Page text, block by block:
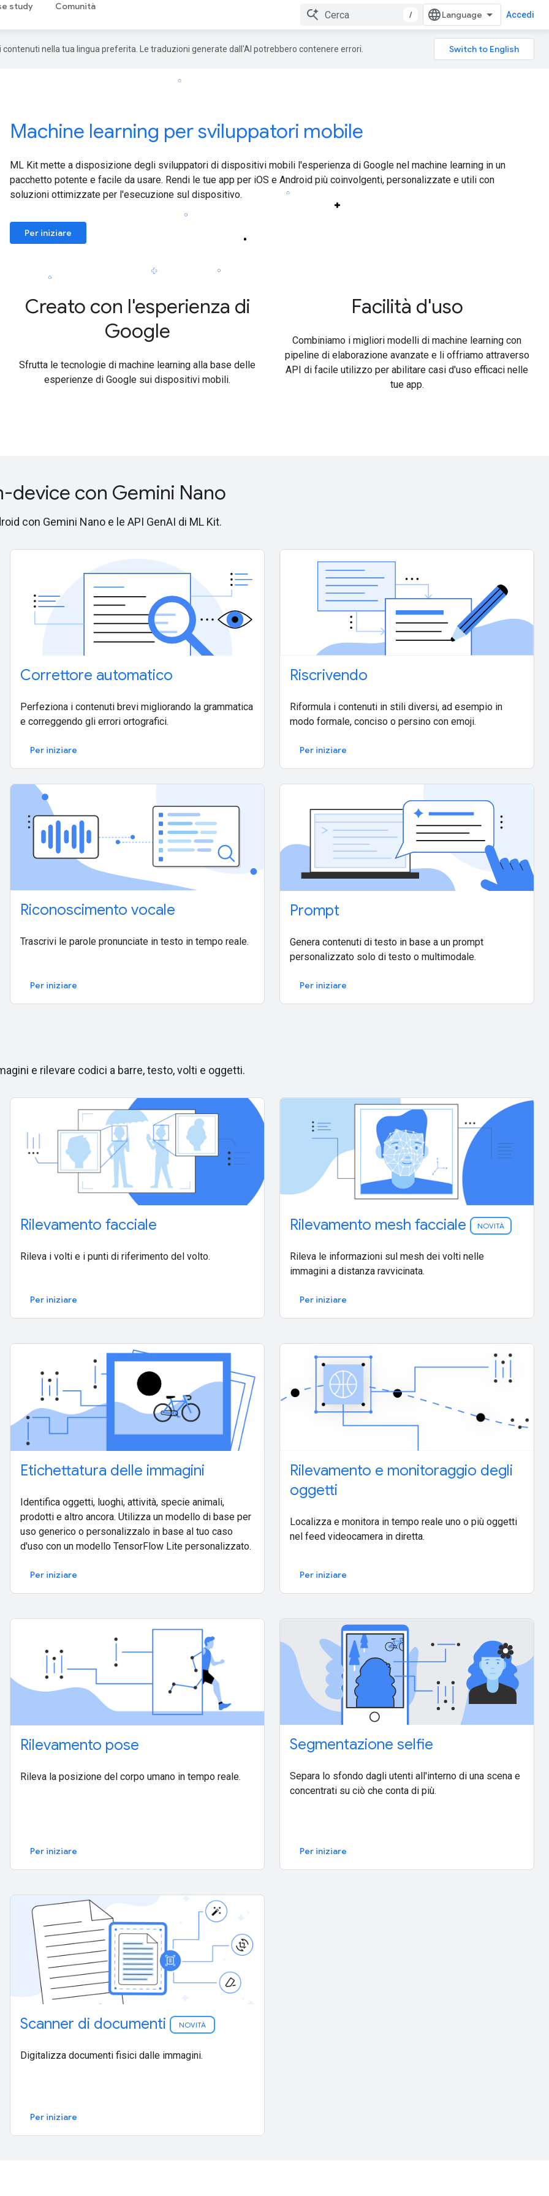
study Comunità
/ Accedi
contenuti nella tua lingua preferita. Le traduzioni generate dall'AI potrebbero contenere errori.
Machine learning per sviluppatori mobile
ML Kit mette a disposizione degli sviluppatori di dispositivi mobili l'esperienza di Google nel machine learning in un
pacchetto potente e facile da usare. Rendi le tue app per iOS e Android più coinvolgenti, personalizzate e utili con
soluzioni ottimizzate per l'esecuzione sul dispositivo.
Per iniziare
Creato con l'esperienza di
Google
Sfrutta le tecnologie di machine learning alla base delle
esperienze di Google sui dispositivi mobili.
Facilità d'uso
Combiniamo i migliori modelli di machine learning con
pipeline di elaborazione avanzate e li offriamo attraverso
API di facile utilizzo per abilitare casi d'uso efficaci nelle
tue app.
device con Gemini Nano
con Gemini Nano e le API GenAI di ML Kit.
Correttore automatico
Perfeziona i contenuti brevi migliorando la grammatica
e correggendo gli errori ortografici.
Per iniziare
Riscrivendo
Riformula i contenuti in stili diversi, ad esempio in
modo formale, conciso o persino con emoji.
Per iniziare
Riconoscimento vocale
Trascrivi le parole pronunciate in testo in tempo reale.
Per iniziare
Prompt
Genera contenuti di testo in base a un prompt
personalizzato solo di testo o multimodale.
Per iniziare
e rilevare codici a barre, testo, volti e oggetti.
Rilevamento facciale
Rileva i volti e i punti di riferimento del volto.
Per iniziare
Rilevamento mesh facciale NOVITÀ
Rileva le informazioni sul mesh dei volti nelle
immagini a distanza ravvicinata.
Per iniziare
Etichettatura delle immagini
Identifica oggetti, luoghi, attività, specie animali,
prodotti e altro ancora. Utilizza un modello di base per
uso generico o personalizzalo in base al tuo caso
d'uso con un modello TensorFlow Lite personalizzato.
Per iniziare
Rilevamento e monitoraggio degli
oggetti
Localizza e monitora in tempo reale uno o più oggetti
nel feed videocamera in diretta.
Per iniziare
Rilevamento pose
Rileva la posizione del corpo umano in tempo reale.
Per iniziare
Segmentazione selfie
Separa lo sfondo dagli utenti all'interno di una scena e
concentrati su ciò che conta di più.
Per iniziare
Scanner di documenti NOVITÀ
Digitalizza documenti fisici dalle immagini.
Per iniziare